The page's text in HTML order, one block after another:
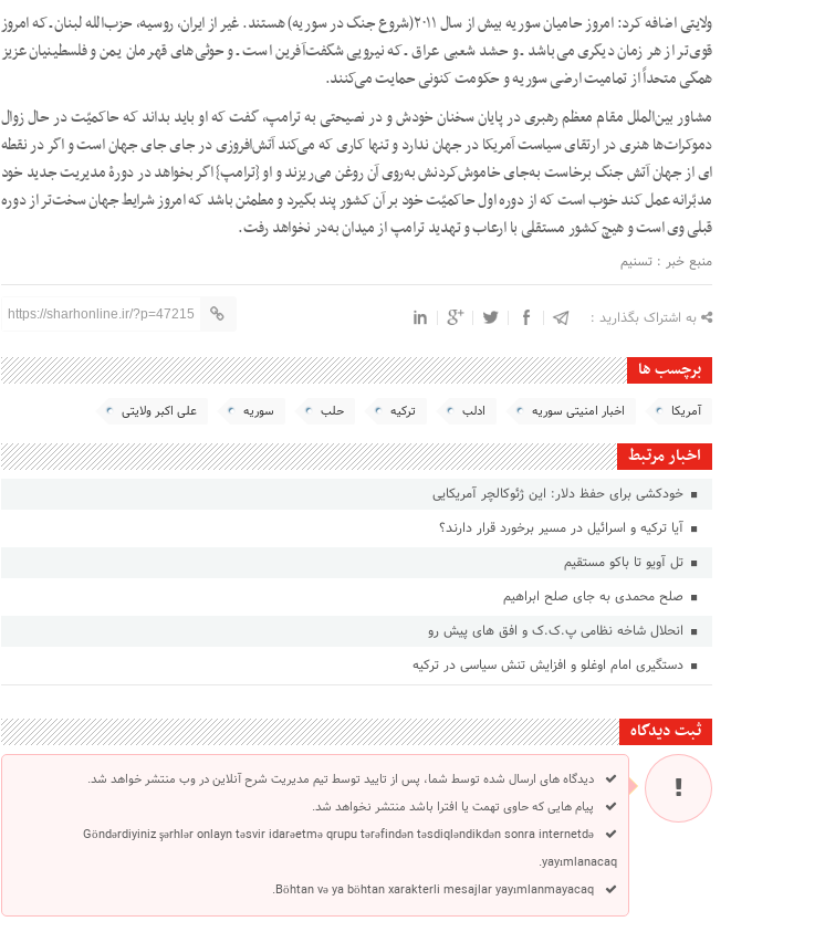
ولایتی اضافه کرد: امروز حامیان سوریه بیش از سال ۲۰۱۱(شروع جنگ در سوریه) هستند. غیر از ایران، روسیه، حزب‌الله لبنان ـ که امروز
قوی‌تر از هر زمان دیگری می‌باشد ـ و حشد شعبی عراق ـ که نیرویی شگفت­‌آفرین است ـ و حوثی­‌های قهرمان یمن و فلسطینیان عزیز
همگی متحداً از تمامیت ارضی سوریه و حکومت کنونی حمایت می‌کنند.
مشاور بین‌الملل مقام معظم رهبری در پایان سخنان خودش و در نصیحتی به ترامپ، گفت که او باید بداند که حاکمیّت در حال زوال
دموکرات‌ها هنری در ارتقای سیاست آمریکا در جهان ندارد و تنها کاری که می‌کند آتش‌افروزی در جای جای جهان است و اگر در نقطه­‌
ای از جهان آتش جنگ برخاست به‌جای خاموش‌کردنش به‌روی آن روغن می‌ریزند و او {ترامپ} اگر بخواهد در دورۀ مدیریت جدید خود
مدبّرانه عمل کند خوب است که از دوره اول حاکمیّت خود بر آن کشور پند بگیرد و مطمئن باشد که امروز شرایط جهان سخت­‌تر از دوره
قبلی وی است و هیچ کشور مستقلی با ارعاب و تهدید ترامپ از میدان به‌در نخواهد رفت.
منبع خبر : تسنیم
به اشتراک بگذارید : https://sharhonline.ir/?p=47215
برچسب ها
آمریکا اخبار امنیتی سوریه ادلب ترکیه حلب سوریه علی اکبر ولایتی
اخبار مرتبط
خودکشی برای حفظ دلار: این ژئوکالچر آمریکایی
آیا ترکیه و اسرائیل در مسیر برخورد قرار دارند؟
تل آویو تا باکو مستقیم
صلح محمدی به جای صلح ابراهیم
انحلال شاخه نظامی پ.ک.ک و افق های پیش رو
دستگیری امام اوغلو و افزایش تنش سیاسی در ترکیه
ثبت دیدگاه
دیدگاه های ارسال شده توسط شما، پس از تایید توسط تیم مدیریت شرح آنلاین در وب منتشر خواهد شد.
پیام هایی که حاوی تهمت یا افترا باشد منتشر نخواهد شد.
Göndərdiyiniz şərhlər onlayn təsvir idarəetmə qrupu tərəfindən təsdiqləndikdən sonra internetdə
yayımlanacaq.
Böhtan və ya böhtan xarakterli mesajlar yayımlanmayacaq.